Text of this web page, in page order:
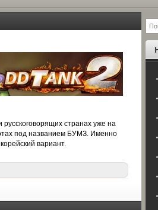
странах уже на
под названием БУМЗ. Именно
вариант.